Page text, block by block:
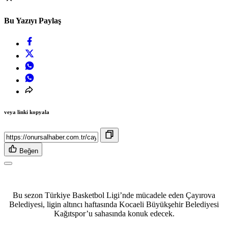
Bu Yazıyı Paylaş
veya linki kopyala
Beğen
Bu sezon Türkiye Basketbol Ligi’nde mücadele eden Çayırova
Belediyesi, ligin altıncı haftasında Kocaeli Büyükşehir Belediyesi
Kağıtspor’u sahasında konuk edecek.